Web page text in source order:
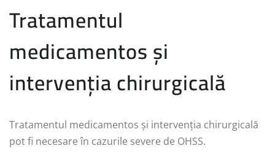
Tratamentul
medicamentos și
intervenția chirurgicală
Tratamentul medicamentos și intervenția chirurgicală
pot fi necesare în cazurile severe de OHSS.